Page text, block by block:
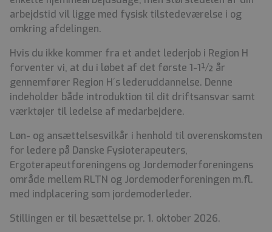
arbejdstid vil ligge med fysisk tilstedeværelse i og
omkring afdelingen.
Hvis du ikke kommer fra et andet lederjob i Region H
forventer vi, at du i løbet af det første 1-1½ år
gennemfører Region H´s lederuddannelse. Denne
indeholder både introduktion til dit driftsansvar samt
værktøjer til ledelse af medarbejdere.
Løn- og ansættelsesvilkår i henhold til overenskomsten
for ledere på Danske Fysioterapeuters,
Ergoterapeutforeningens og Jordemoderforeningens
område mellem RLTN og Jordemoderforeningen m.fl.
med indplacering som jordemoderleder.
Stillingen er til besættelse pr. 1. oktober 2026.